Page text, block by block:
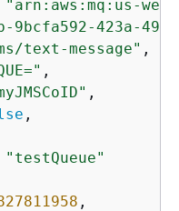
"arn:aws:mq:us-
9bcfa592-423a-
text-message" ,
,
,
,
"testQueue"
,